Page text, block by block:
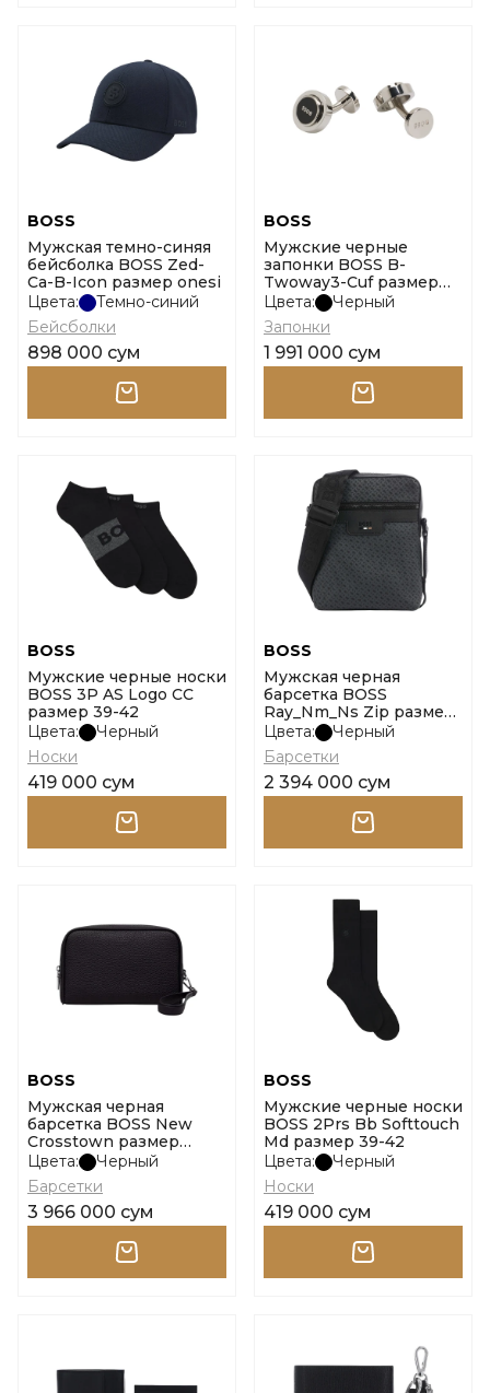
BOSS
Мужская темно-синяя
бейсболка BOSS Zed-
Ca-B-Icon размер onesi
Цвета:
Темно-синий
Бейсболки
898 000 сум
BOSS
Мужские черные
запонки BOSS B-
Twoway3-Cuf размер
onesi
Цвета:
Черный
Запонки
1 991 000 сум
BOSS
Мужские черные носки
BOSS 3P AS Logo CC
размер 39-42
Цвета:
Черный
Носки
419 000 сум
BOSS
Мужская черная
барсетка BOSS
Ray_Nm_Ns Zip размер
onesi
Цвета:
Черный
Барсетки
2 394 000 сум
BOSS
Мужская черная
барсетка BOSS New
Crosstown размер
onesi
Цвета:
Черный
Барсетки
3 966 000 сум
BOSS
Мужские черные носки
BOSS 2Prs Bb Softtouch
Md размер 39-42
Цвета:
Черный
Носки
419 000 сум